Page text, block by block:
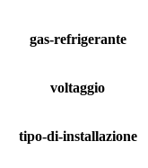
gas-refrigerante
voltaggio
tipo-di-installazione